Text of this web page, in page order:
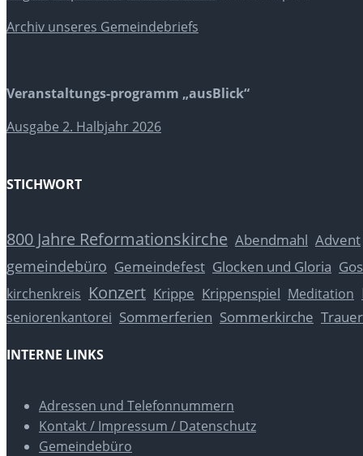
Archiv unseres Gemeindebriefs
Veranstaltungs-programm „ausBlick“
Ausgabe 2. Halbjahr 2026
STICHWORT
800 Jahre Reformationskirche Abendmahl Advent
gemeindebüro Gemeindefest Glocken und Gloria
kirchenkreis Konzert Krippe Krippenspiel Meditation
seniorenkantorei Sommerferien Sommerkirche Trauer
INTERNE LINKS
Adressen und Telefonnummern
Kontakt / Impressum / Datenschutz
Gemeindebüro